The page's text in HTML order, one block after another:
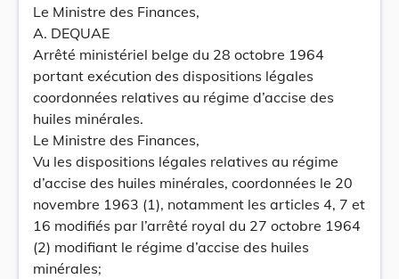
Le Ministre des Finances,
A. DEQUAE
Arrêté ministériel belge du 28 octobre 1964
portant exécution des dispositions légales
coordonnées relatives au régime d’accise des
huiles minérales.
Le Ministre des Finances,
Vu les dispositions légales relatives au régime
d’accise des huiles minérales, coordonnées le 20
novembre 1963 (1), notamment les articles 4, 7 et
16 modifiés par l’arrêté royal du 27 octobre 1964
(2) modifiant le régime d’accise des huiles
minérales;